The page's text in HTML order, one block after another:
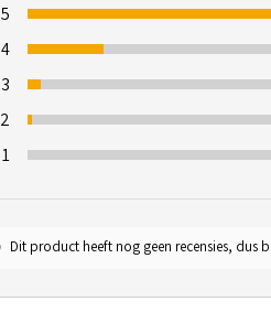
5
4
3 2.6548672566371683%
2 0.8849557522123894%
1 0%
Dit product heeft nog geen recensies, dus